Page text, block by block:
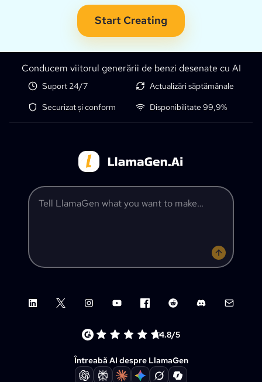
Start Creating
Conducem viitorul generării de benzi desenate cu AI
Suport 24/7
Actualizări săptămânale
Securizat și conform
Disponibilitate 99,9%
Tell LlamaGen what you want to make
LinkedInX (Twitter)InstagramYouTubeFacebook group
Reddit DiscordEmail
4.8/5
Întreabă AI despre LlamaGen